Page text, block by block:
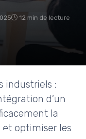
12 min de lecture
industriels :
d’un
la
optimiser les